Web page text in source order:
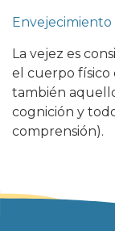
Envejecimiento
La vejez es
el cuerpo físico
también
cognición y
comprensión).